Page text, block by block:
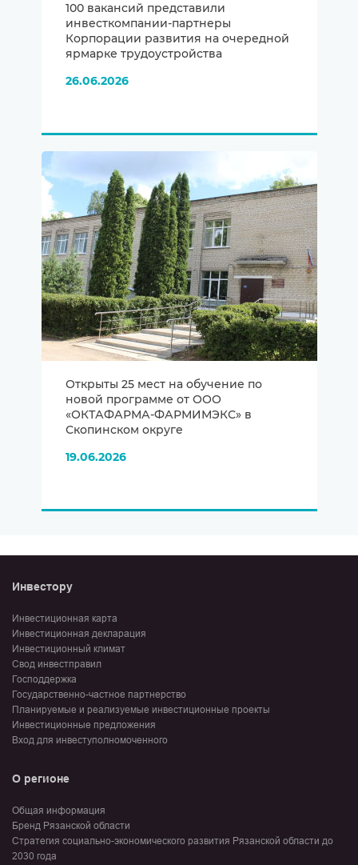
100 вакансий представили
инвесткомпании-партнеры
Корпорации развития на очередной
ярмарке трудоустройства
26.06.2026
Открыты 25 мест на обучение по
новой программе от ООО
«ОКТАФАРМА-ФАРМИМЭКС» в
Скопинском округе
19.06.2026
Инвестору
Инвестиционная карта
Инвестиционная декларация
Инвестиционный климат
Свод инвестправил
Господдержка
Государственно-частное партнерство
Планируемые и реализуемые инвестиционные проекты
Инвестиционные предложения
Вход для инвеступолномоченного
О регионе
Общая информация
Бренд Рязанской области
Стратегия социально-экономического развития Рязанской области до
2030 года